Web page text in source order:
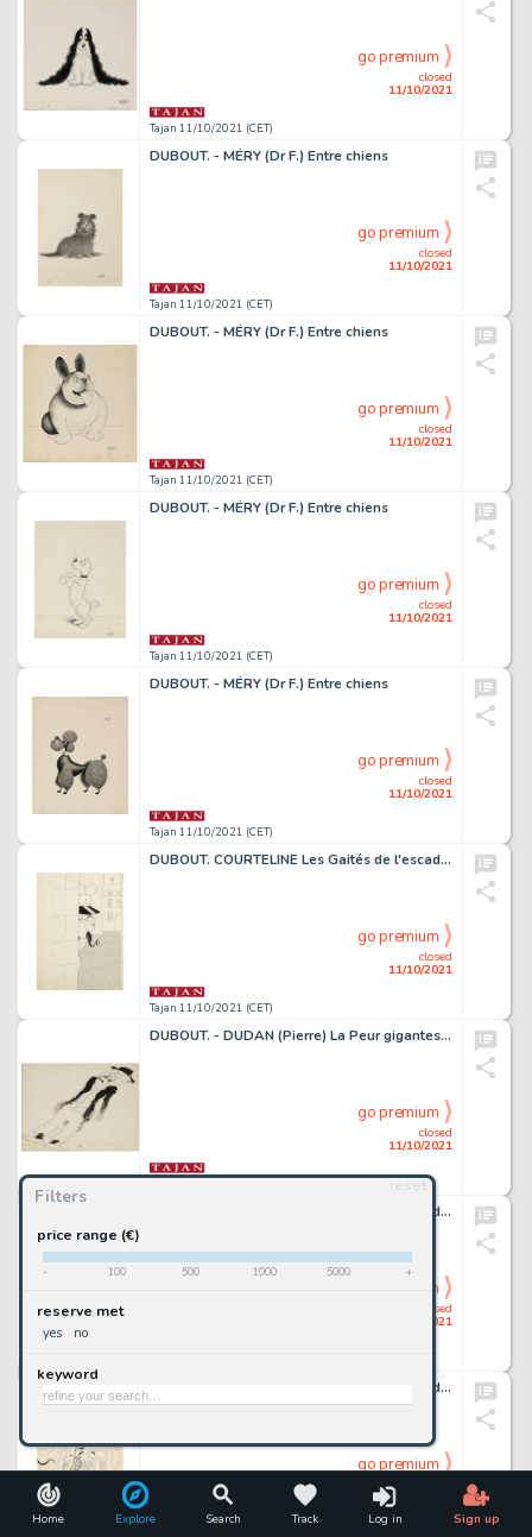
Home Explore Search Track Log in Sign up
Filters
reset
price range (€)
- 100 500 1000 5000 +
reserve met
yes no
keyword
Tajan 11/10/2021 (CET)
closed
11/10/2021
go premium
DUBOUT. - MÉRY (Dr F.) Entre chiens
Tajan 11/10/2021 (CET)
closed
11/10/2021
go premium
DUBOUT. - MÉRY (Dr F.) Entre chiens
Tajan 11/10/2021 (CET)
closed
11/10/2021
go premium
DUBOUT. - MÉRY (Dr F.) Entre chiens
Tajan 11/10/2021 (CET)
closed
11/10/2021
go premium
DUBOUT. - MÉRY (Dr F.) Entre chiens
Tajan 11/10/2021 (CET)
closed
11/10/2021
go premium
DUBOUT. COURTELINE Les Gaités de l'escadron
Tajan 11/10/2021 (CET)
closed
11/10/2021
go premium
DUBOUT. - DUDAN (Pierre) La Peur gigantesque de Monsieur Médiocre
closed
11/10/2021
go premium
DUBOUT. COURTELINE Les Gaités de l'escadron
closed
11/10/2021
go premium
DUBOUT. COURTELINE Les Gaités de l'escadron
11/10/2021
go premium